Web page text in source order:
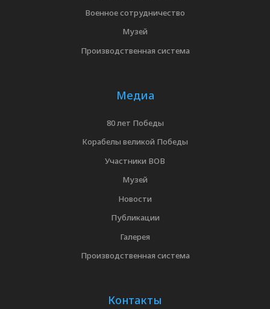
Военное сотрудничество
Музей
Производственная система
Медиа
80 лет Победы
Корабелы великой Победы
Участники ВОВ
Музей
Новости
Публикации
Галерея
Производственная система
Контакты